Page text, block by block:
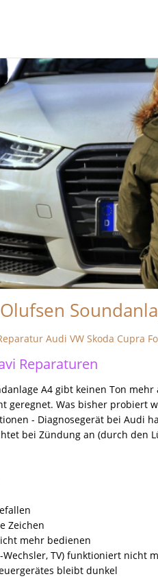
Audi VW Skoda Cupra
Reparaturen
A4 gibt keinen Ton
geregnet. Was bisher probiert
- Diagnosegerät bei Audi
bei Zündung an (durch den
Zeichen
mehr bedienen
TV) funktioniert nicht
bleibt dunkel